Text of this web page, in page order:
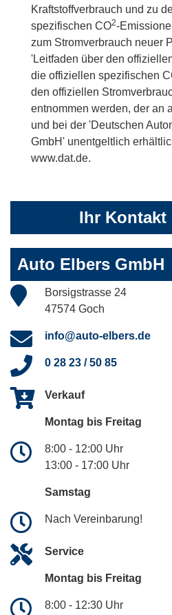
Kraftstoffverbrauch und zu
spezifischen CO2-
zum Stromverbrauch neuer
'Leitfaden über den
die offiziellen spezifischen
den offiziellen
entnommen werden, der an
und bei der 'Deutschen
GmbH' unentgeltlich
www.dat.de.
Ihr Kontakt
Auto Elbers GmbH
Borsigstrasse 24
47574 Goch
info@auto-elbers.de
0 28 23 / 50 85
Verkauf
Montag bis Freitag
8:00 - 12:00 Uhr
13:00 - 17:00 Uhr
Samstag
Nach Vereinbarung!
Service
Montag bis Freitag
8:00 - 12:30 Uhr